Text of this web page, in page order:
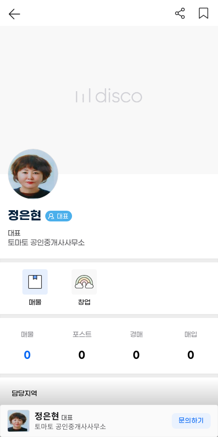
정은현 대표
대표
토마토 공인중개사사무소
매물 창업
매물
0
포스트
0
경매
0
매입
0
담당지역
전화 정은현 대표
토마토 공인중개사사무소
문의하기